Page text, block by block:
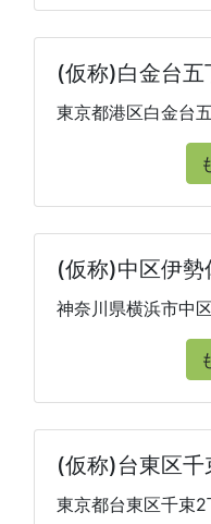
(仮称)白金台五
東京都港区白金台
(仮称)中区伊
神奈川県横浜市中
(仮称)台東区
東京都台東区千束2